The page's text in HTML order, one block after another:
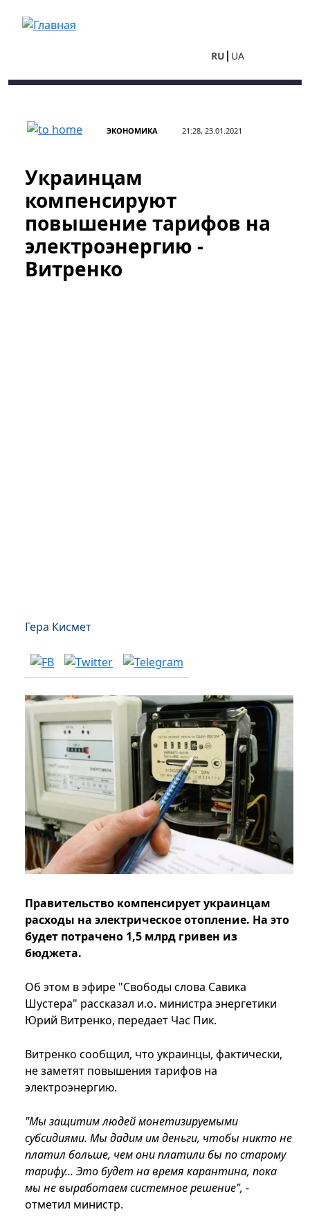
RU UA
ЭКОНОМИКА 21:28, 23.01.2021
Украинцам
компенсируют
повышение тарифов на
электроэнергию -
Витренко
Гера Кисмет
Правительство компенсирует украинцам
расходы на электрическое отопление. На это
будет потрачено 1,5 млрд гривен из
бюджета.
Об этом в эфире "Свободы слова Савика
Шустера" рассказал и.о. министра энергетики
Юрий Витренко, передает Час Пик.
Витренко сообщил, что украинцы, фактически,
не заметят повышения тарифов на
электроэнергию.
"Мы защитим людей монетизируемыми
субсидиями. Мы дадим им деньги, чтобы никто не
платил больше, чем они платили бы по старому
тарифу... Это будет на время карантина, пока
мы не выработаем системное решение", -
отметил министр.